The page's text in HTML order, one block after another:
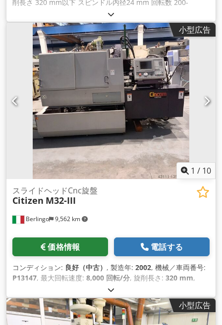
削長さ 320 mm以下 スピンドル内径24 mm 回転数 200-
10,000 rpm タレット10ポジション、全駆動 バーフィーダー
LNS 各種アクセサリー Dcjdpfx Anommdacj Eek MARCELS
MACHINES AG
小型広告
1 / 10
Berlingo 9,562 km
スライドヘッドCnc旋盤
Citizen M32-III
価格情報 電話する
コンディション: 良好（中古） , 製造年: 2002, 機械／車両番号:
P13147, 最大回転速度: 8,000 回転/分, 旋削長さ: 320 mm,
2002年製Iemca Boss 432r/32LL搭載 - 工具ホルダー - チップコ
ンベヤ - 三菱MELDAS 635 制御装置 Dcsdpfx Anep T Sy Hj
Eek
小型広告